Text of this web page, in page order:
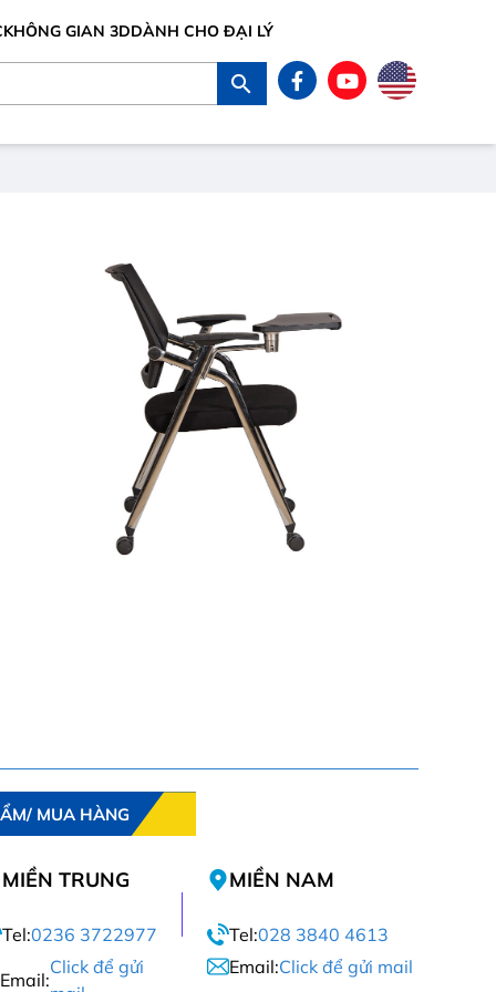
KHÔNG GIAN 3DDÀNH CHO ĐẠI LÝ
MUA HÀNG
MIỀN TRUNG
Tel:0236 3722977
Email:
Click để gửi
MIỀN NAM
Tel:028 3840 4613
Email:Click để gửi mail